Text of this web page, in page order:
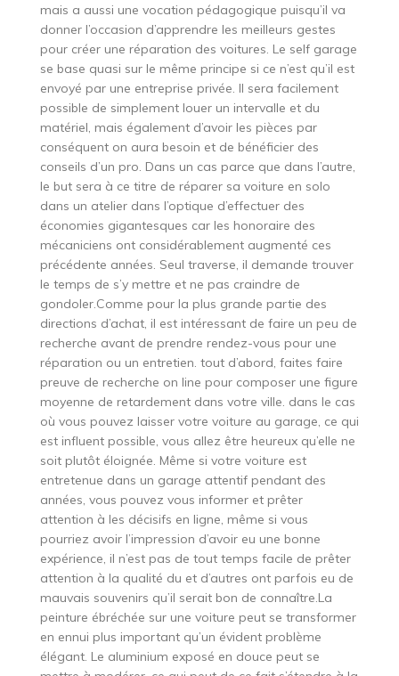
mais a aussi une vocation pédagogique puisqu’il va
donner l’occasion d’apprendre les meilleurs gestes
pour créer une réparation des voitures. Le self garage
se base quasi sur le même principe si ce n’est qu’il est
envoyé par une entreprise privée. Il sera facilement
possible de simplement louer un intervalle et du
matériel, mais également d’avoir les pièces par
conséquent on aura besoin et de bénéficier des
conseils d’un pro. Dans un cas parce que dans l’autre,
le but sera à ce titre de réparer sa voiture en solo
dans un atelier dans l’optique d’effectuer des
économies gigantesques car les honoraire des
mécaniciens ont considérablement augmenté ces
précédente années. Seul traverse, il demande trouver
le temps de s’y mettre et ne pas craindre de
gondoler.Comme pour la plus grande partie des
directions d’achat, il est intéressant de faire un peu de
recherche avant de prendre rendez-vous pour une
réparation ou un entretien. tout d’abord, faites faire
preuve de recherche on line pour composer une figure
moyenne de retardement dans votre ville. dans le cas
où vous pouvez laisser votre voiture au garage, ce qui
est influent possible, vous allez être heureux qu’elle ne
soit plutôt éloignée. Même si votre voiture est
entretenue dans un garage attentif pendant des
années, vous pouvez vous informer et prêter
attention à les décisifs en ligne, même si vous
pourriez avoir l’impression d’avoir eu une bonne
expérience, il n’est pas de tout temps facile de prêter
attention à la qualité du et d’autres ont parfois eu de
mauvais souvenirs qu’il serait bon de connaître.La
peinture ébréchée sur une voiture peut se transformer
en ennui plus important qu’un évident problème
élégant. Le aluminium exposé en douce peut se